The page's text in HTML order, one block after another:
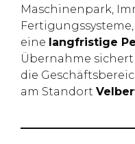
Maschinenpark,
eine langfristige
Übernahme sichert
die
am Standort